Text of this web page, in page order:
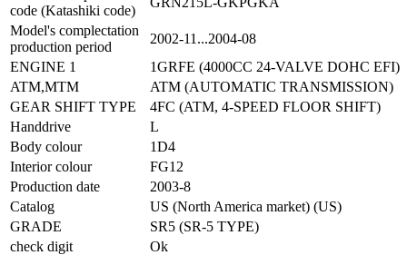
code (Katashiki code)
Model's complectation
production period
2002-11...2004-08
ENGINE 1
1GRFE (4000CC 24-VALVE DOHC EFI)
ATM,MTM
ATM (AUTOMATIC TRANSMISSION)
GEAR SHIFT TYPE
4FC (ATM, 4-SPEED FLOOR SHIFT)
Handdrive
L
Body colour
1D4
Interior colour
FG12
Production date
2003-8
Catalog
US (North America market) (US)
GRADE
SR5 (SR-5 TYPE)
check digit
Ok